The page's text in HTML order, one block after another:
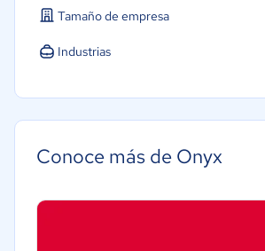
Tamaño de empresa
Micro: 1 a 9 trabajadores
Industrias
Hotelería / Viajes
Conoce más de Onyx